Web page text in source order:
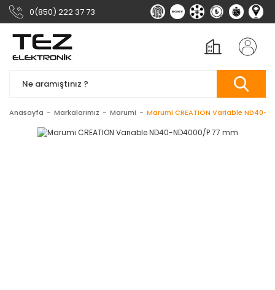
0(850) 222 37 73
Anasayfa Markalarımız Marumi Marumi CREATION Variable ND40-